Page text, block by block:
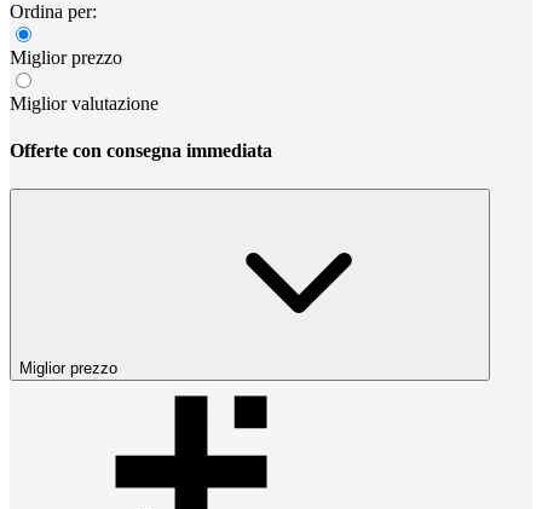
Ordina per:
Miglior prezzo
Miglior valutazione
Offerte con consegna immediata
Miglior prezzo